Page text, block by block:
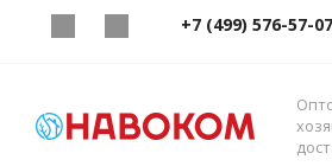
+7 (499) 576-57-07